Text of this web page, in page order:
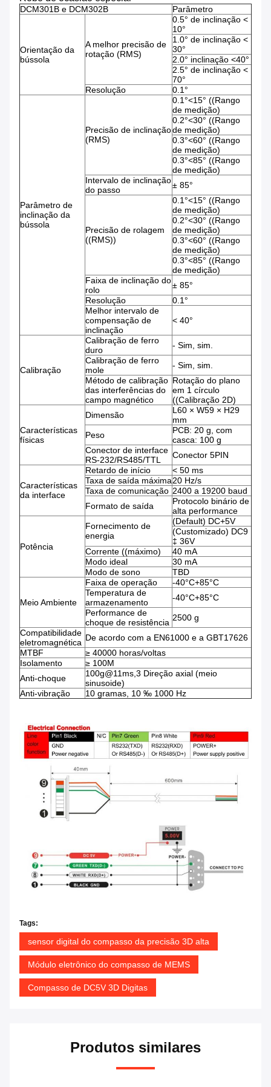
DCM301B e DCM302B Parâmetro
Orientação da
bússola
A melhor precisão de
rotação (RMS)
0.5° de inclinação <
10°
1.0° de inclinação <
30°
2.0° inclinação <40°
2.5° de inclinação <
70°
Resolução
0.1°
Parâmetro de
inclinação da
bússola
Precisão de inclinação
(RMS)
0.1°<15° ((Rango
de medição)
0.2°<30° ((Rango
de medição)
0.3°<60° ((Rango
de medição)
0.3°<85° ((Rango
de medição)
Intervalo de inclinação
do passo
± 85°
Precisão de rolagem
((RMS))
0.1°<15° ((Rango
de medição)
0.2°<30° ((Rango
de medição)
0.3°<60° ((Rango
de medição)
0.3°<85° ((Rango
de medição)
Faixa de inclinação do
rolo
± 85°
Resolução
0.1°
Melhor intervalo de
compensação de
inclinação
< 40°
Calibração
Calibração de ferro
duro
- Sim, sim.
Calibração de ferro
mole
- Sim, sim.
Método de calibração
das interferências do
campo magnético
Rotação do plano
em 1 círculo
((Calibração 2D)
Características
físicas
Dimensão
L60 × W59 × H29
mm
Peso
PCB: 20 g, com
casca: 100 g
Conector de interface
RS-232/RS485/TTL
Conector 5PIN
Características
da interface
Retardo de início
< 50 ms
Taxa de saída máxima20 Hz/s
Taxa de comunicação 2400 a 19200 baud
Formato de saída
Protocolo binário de
alta performance
Potência
Fornecimento de
energia
(Default) DC+5V
(Customizado) DC9
‡ 36V
Corrente ((máximo)
40 mA
Modo ideal
30 mA
Modo de sono
TBD
Meio Ambiente
Faixa de operação
-40°C+85°C
Temperatura de
armazenamento
-40°C+85°C
Performance de
choque de resistência 2500 g
Compatibilidade
eletromagnética De acordo com a EN61000 e a GBT17626
MTBF
≥ 40000 horas/voltas
Isolamento
≥ 100M
Anti-choque
100g@11ms,3 Direção axial (meio
sinusoide)
Anti-vibração
10 gramas, 10 ‰ 1000 Hz
Tags:
sensor digital do compasso da precisão 3D alta
Módulo eletrônico do compasso de MEMS
Compasso de DC5V 3D Digitas
Produtos similares